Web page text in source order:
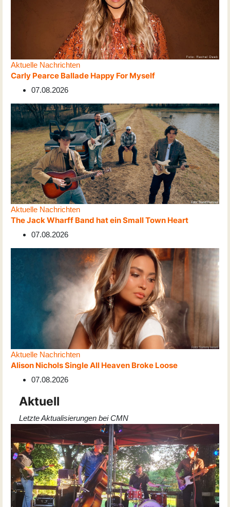
Aktuelle Nachrichten
Carly Pearce Ballade Happy For Myself
07.08.2026
Aktuelle Nachrichten
The Jack Wharff Band hat ein Small Town Heart
07.08.2026
Aktuelle Nachrichten
Alison Nichols Single All Heaven Broke Loose
07.08.2026
Aktuell
Letzte Aktualisierungen bei CMN